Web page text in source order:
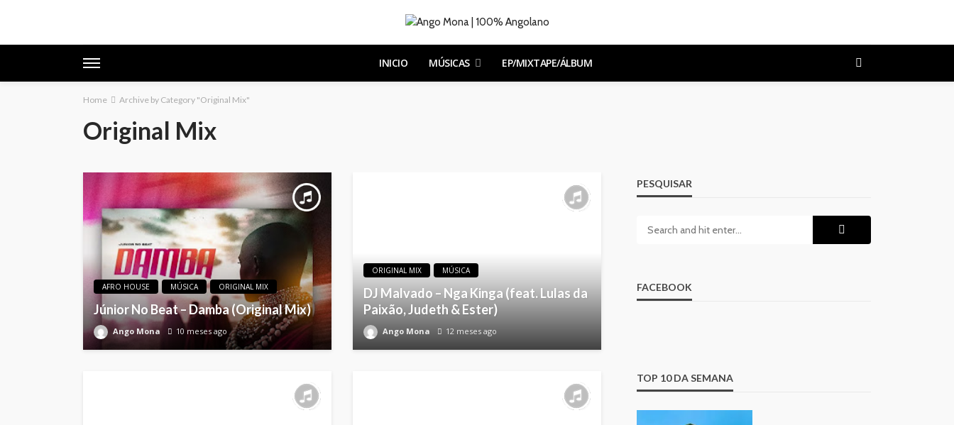
INICIO MÚSICAS EP/MIXTAPE/ÁLBUM
Home Archive by Category "Original Mix"
Original Mix
AFRO HOUSE MÚSICA ORIGINAL MIX
Júnior No Beat – Damba (Original Mix)
Ango Mona 10 meses ago
ORIGINAL MIX MÚSICA
DJ Malvado – Nga Kinga (feat. Lulas da
Paixão, Judeth & Ester)
Ango Mona 12 meses ago
PESQUISAR
FACEBOOK
TOP 10 DA SEMANA